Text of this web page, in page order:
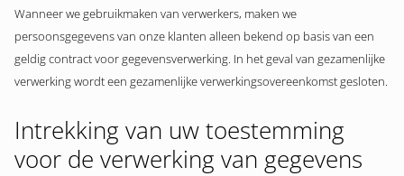
Wanneer we gebruikmaken van verwerkers, maken we
persoonsgegevens van onze klanten alleen bekend op basis van een
geldig contract voor gegevensverwerking. In het geval van gezamenlijke
verwerking wordt een gezamenlijke verwerkingsovereenkomst gesloten.
Intrekking van uw toestemming
voor de verwerking van gegevens